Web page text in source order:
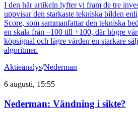
I den här artikeln lyfter vi fram de tre
uppvisar den starkaste tekniska bilden
Score, som sammanfattar den tekniska
en skala från –100 till +100, där högre
köpsignal och lägre värden en starkare
algoritmer.
Aktieanalys/Nederman
6 augusti, 15:55
Nederman: Vändning i sikte?